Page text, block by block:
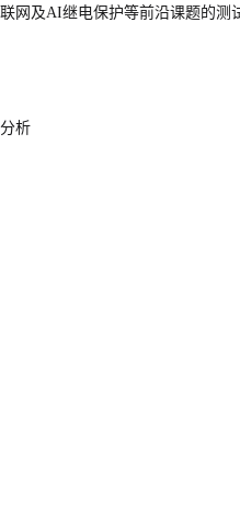
网及AI继电保护等前沿课题的
析